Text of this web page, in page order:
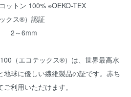
トン 100% ※OEKO-TEX
クス®）認証
2～6mm
（エコテックス®）は、世界最高水
球に優しい繊維製品の証です。赤ち
利用いただけます。